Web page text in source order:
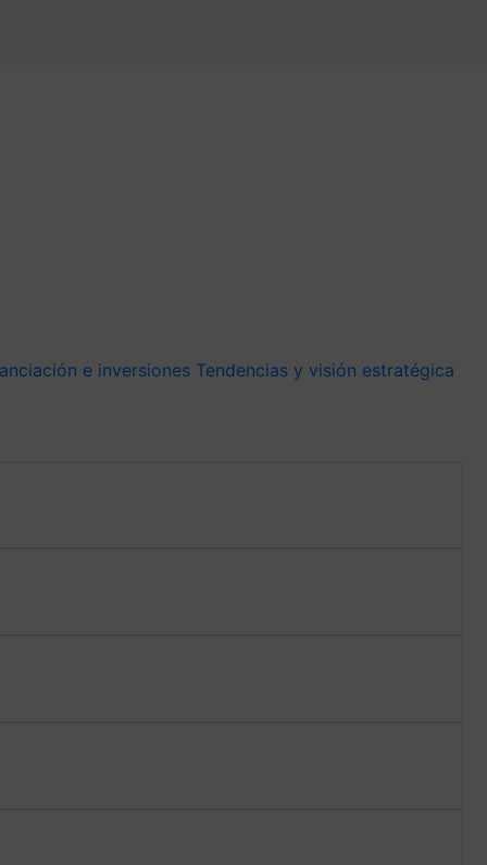
e inversiones Tendencias y visión estratégica